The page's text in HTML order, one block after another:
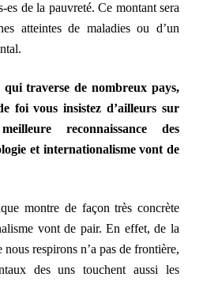
es de la pauvreté. Ce montant sera
atteintes de maladies ou d’un
traverse de nombreux pays,
foi vous insistez d’ailleurs sur
reconnaissance des
et internationalisme vont de
montre de façon très concrète
vont de pair. En effet, de la
respirons n’a pas de frontière,
des uns touchent aussi les